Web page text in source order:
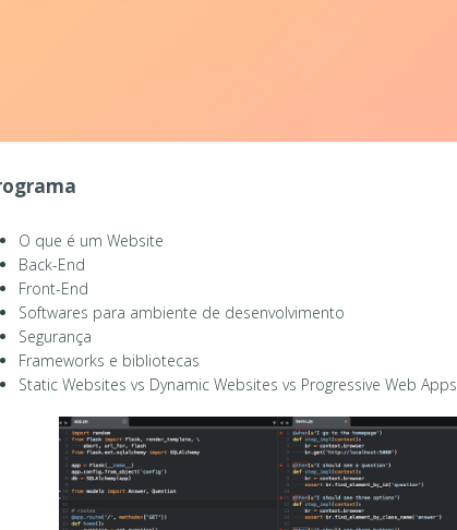
O que é um Website
Back-End
Front-End
Softwares para ambiente de desenvolvimento
Segurança
Frameworks e bibliotecas
Static Websites vs Dynamic Websites vs Progressive Web Apps